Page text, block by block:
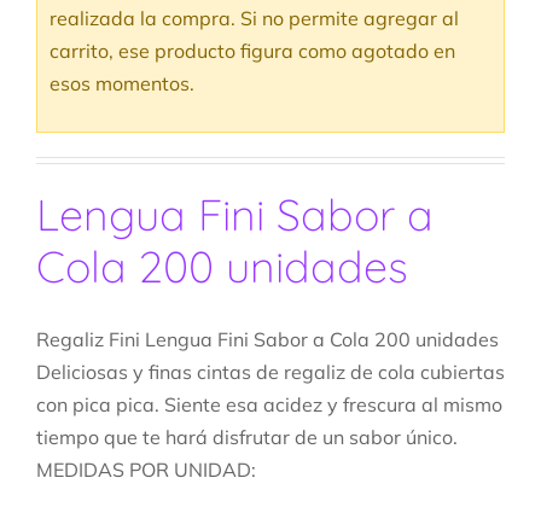
realizada la compra. Si no permite agregar al
carrito, ese producto figura como agotado en
esos momentos.
Lengua Fini Sabor a
Cola 200 unidades
Regaliz Fini Lengua Fini Sabor a Cola 200 unidades
Deliciosas y finas cintas de regaliz de cola cubiertas
con pica pica. Siente esa acidez y frescura al mismo
tiempo que te hará disfrutar de un sabor único.
MEDIDAS POR UNIDAD: